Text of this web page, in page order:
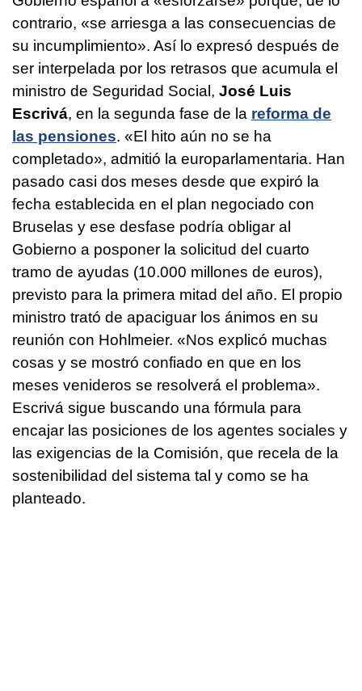
contrario, «se arriesga a las consecuencias de
su incumplimiento». Así lo expresó después de
ser interpelada por los retrasos que acumula el
ministro de Seguridad Social, José Luis
Escrivá, en la segunda fase de la reforma de
las pensiones. «El hito aún no se ha
completado», admitió la europarlamentaria. Han
pasado casi dos meses desde que expiró la
fecha establecida en el plan negociado con
Bruselas y ese desfase podría obligar al
Gobierno a posponer la solicitud del cuarto
tramo de ayudas (10.000 millones de euros),
previsto para la primera mitad del año. El propio
ministro trató de apaciguar los ánimos en su
reunión con Hohlmeier. «Nos explicó muchas
cosas y se mostró confiado en que en los
meses venideros se resolverá el problema».
Escrivá sigue buscando una fórmula para
encajar las posiciones de los agentes sociales y
las exigencias de la Comisión, que recela de la
sostenibilidad del sistema tal y como se ha
planteado.